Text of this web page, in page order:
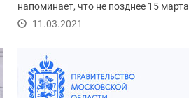
напоминает, что не позднее 15 марта
2021 года...
11.03.2021